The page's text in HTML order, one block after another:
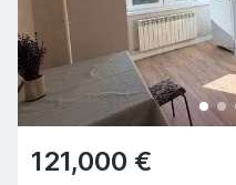
121,000 €